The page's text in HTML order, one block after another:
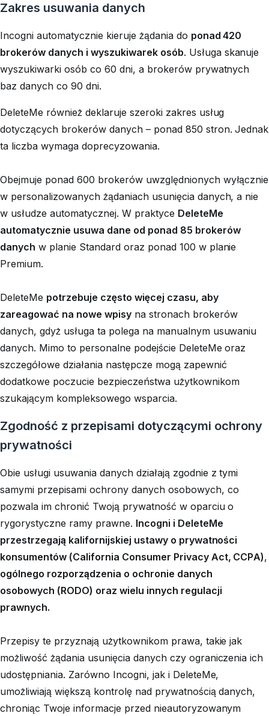
Zakres usuwania danych
Incogni automatycznie kieruje żądania do ponad 420
brokerów danych i wyszukiwarek osób. Usługa skanuje
wyszukiwarki osób co 60 dni, a brokerów prywatnych
baz danych co 90 dni.
DeleteMe również deklaruje szeroki zakres usług
dotyczących brokerów danych – ponad 850 stron. Jednak
ta liczba wymaga doprecyzowania.
Obejmuje ponad 600 brokerów uwzględnionych wyłącznie
w personalizowanych żądaniach usunięcia danych, a nie
w usłudze automatycznej. W praktyce DeleteMe
automatycznie usuwa dane od ponad 85 brokerów
danych w planie Standard oraz ponad 100 w planie
Premium.
DeleteMe potrzebuje często więcej czasu, aby
zareagować na nowe wpisyna stronach brokerów
danych, gdyż usługa ta polega na manualnym usuwaniu
danych. Mimo to personalne podejście DeleteMe oraz
szczegółowe działania następcze mogą zapewnić
dodatkowe poczucie bezpieczeństwa użytkownikom
szukającym kompleksowego wsparcia.
Zgodność z przepisami dotyczącymi ochrony
prywatności
Obie usługi usuwania danych działają zgodnie z tymi
samymi przepisami ochrony danych osobowych, co
pozwala im chronić Twoją prywatność w oparciu o
rygorystyczne ramy prawne. Incogni i DeleteMe
przestrzegają kalifornijskiej ustawy o prywatności
konsumentów (California Consumer Privacy Act, CCPA),
ogólnego rozporządzenia o ochronie danych
osobowych (RODO) oraz wielu innych regulacji
prawnych.
Przepisy te przyznają użytkownikom prawa, takie jak
możliwość żądania usunięcia danych czy ograniczenia ich
udostępniania. Zarówno Incogni, jak i DeleteMe,
umożliwiają większą kontrolę nad prywatnością danych,
chroniąc Twoje informacje przed nieautoryzowanym